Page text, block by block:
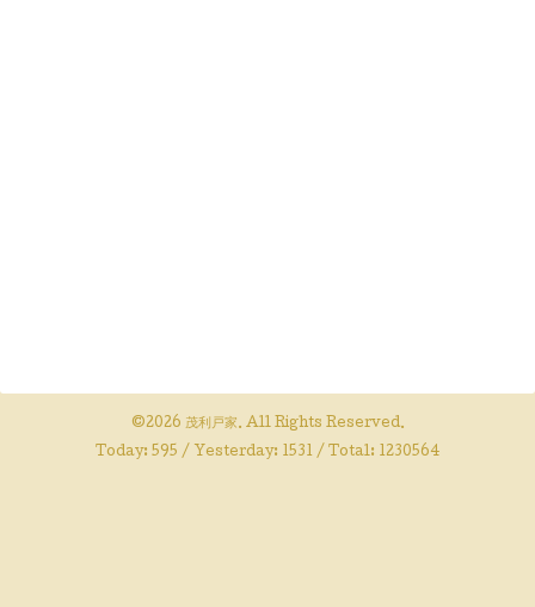
©2026 茂利戸家. All Rights Reserved.
Today: 595 / Yesterday: 1531 / Total: 1230564